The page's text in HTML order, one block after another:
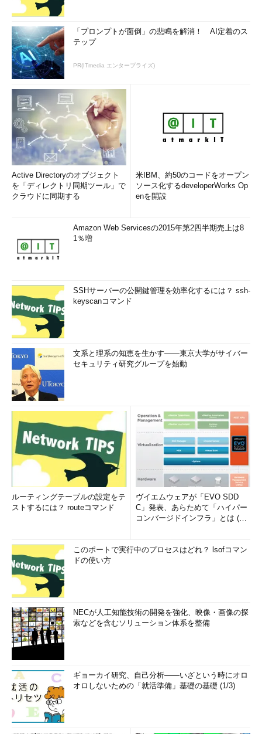
「プロンプトが面倒」の悲鳴を解消！ AI定着のス
テップ
PR(ITmedia エンタープライズ)
Active Directoryのオブジェクト
を「ディレクトリ同期ツール」で
クラウドに同期する
米IBM、約50のコードをオープン
ソース化するdeveloperWorks Op
enを開設
Amazon Web Servicesの2015年第2四半期売上は8
1％増
SSHサーバーの公開鍵管理を効率化するには？ ssh-
keyscanコマンド
文系と理系の知恵を生かす――東京大学がサイバー
セキュリティ研究グループを始動
ルーティングテーブルの設定をテ
ストするには？ routeコマンド
ヴイエムウェアが「EVO SDD
C」発表、あらためて「ハイパー
コンバージドインフラ」とは (1/
このポートで実行中のプロセスはどれ？ lsofコマン
ドの使い方
NECが人工知能技術の開発を強化、映像・画像の探
索などを含むソリューション体系を整備
ギョーカイ研究、自己分析――いざという時にオロ
オロしないための「就活準備」基礎の基礎 (1/3)